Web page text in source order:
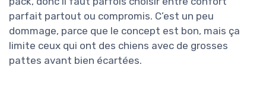
parfait partout ou compromis. C’est un peu
dommage, parce que le concept est bon, mais ça
limite ceux qui ont des chiens avec de grosses
pattes avant bien écartées.